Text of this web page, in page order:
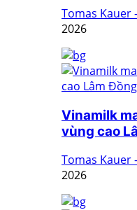
Tomas Kauer
2026
Vinamilk
vùng cao
Tomas Kauer
2026